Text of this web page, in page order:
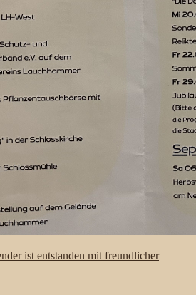
ist entstanden mit freundlicher